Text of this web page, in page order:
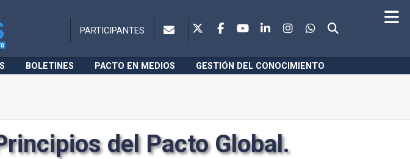
PARTICIPANTES
BOLETINES PACTO EN MEDIOS GESTIÓN DEL CONOCIMIENTO
del Pacto Global.